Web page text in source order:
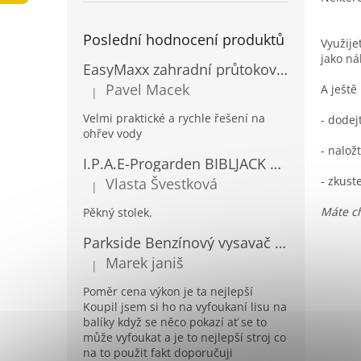
Poslední hodnocení produktů
EasyMaxx zahradní průtokový ohřívač vody 04900
Hodnocení produktu je 5 z 5 hvězdiček.
| Pavel Macek
Velmi praktické a rychle řešení na
ohřev vody
I.P.A.E-Progarden BIBLJACK Zahradní plastový stůl JACK RATAN antracitový
Hodnocení produktu je 5 z 5 hvězdiček.
| Vlasta Švestková
Pěkný stolek.
Parkside Benzínový vysavač a foukač listí PBLS 26 B2
Hodnocení produktu je 5 z 5 hvězdiček.
| Marek janiš
Poměr cena výkon je ta nejlepší
Koupil jsem si ho na vyfoukaní lisu na
balíky když se něco pokazí ať se to
může vyfoukat a je to nejlepší stroj co
na to použit fakt doporučuji
jako
A ještě
-
-
-
Máte